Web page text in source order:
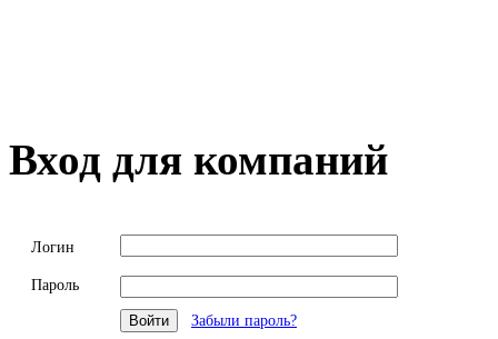
Вход для компаний
Логин
Пароль
Забыли пароль?